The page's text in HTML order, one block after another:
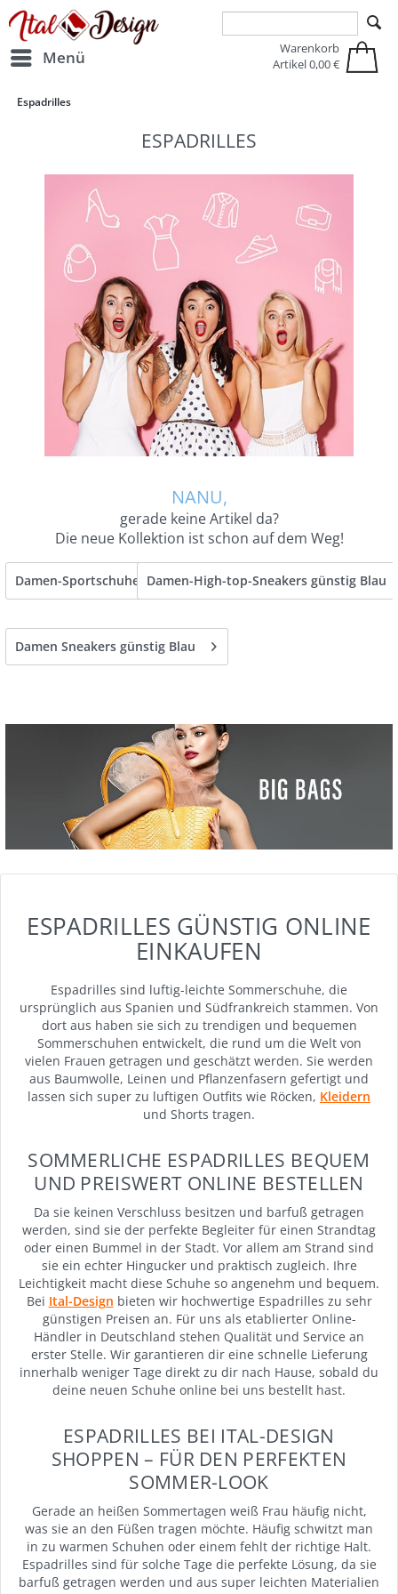
Zur Hauptnavigation springen Zum Hauptinhalt springen
Menü
Warenkorb
Artikel0,00 €
Espadrilles
ESPADRILLES
NANU,
gerade keine Artikel da?
Die neue Kollektion ist schon auf dem Weg!
Damen-Sportschuhe günstig BlauDamen-High-top-Sneakers günstig Blau
Damen Sneakers günstig Blau
ESPADRILLES GÜNSTIG ONLINE
EINKAUFEN
Espadrilles sind luftig-leichte Sommerschuhe, die
ursprünglich aus Spanien und Südfrankreich stammen. Von
dort aus haben sie sich zu trendigen und bequemen
Sommerschuhen entwickelt, die rund um die Welt von
vielen Frauen getragen und geschätzt werden. Sie werden
aus Baumwolle, Leinen und Pflanzenfasern gefertigt und
lassen sich super zu luftigen Outfits wie Röcken, Kleidern
und Shorts tragen.
SOMMERLICHE ESPADRILLES BEQUEM
UND PREISWERT ONLINE BESTELLEN
Da sie keinen Verschluss besitzen und barfuß getragen
werden, sind sie der perfekte Begleiter für einen Strandtag
oder einen Bummel in der Stadt. Vor allem am Strand sind
sie ein echter Hingucker und praktisch zugleich. Ihre
Leichtigkeit macht diese Schuhe so angenehm und bequem.
Bei Ital-Design bieten wir hochwertige Espadrilles zu sehr
günstigen Preisen an. Für uns als etablierter Online-
Händler in Deutschland stehen Qualität und Service an
erster Stelle. Wir garantieren dir eine schnelle Lieferung
innerhalb weniger Tage direkt zu dir nach Hause, sobald du
deine neuen Schuhe online bei uns bestellt hast.
ESPADRILLES BEI ITAL-DESIGN
SHOPPEN – FÜR DEN PERFEKTEN
SOMMER-LOOK
Gerade an heißen Sommertagen weiß Frau häufig nicht,
was sie an den Füßen tragen möchte. Häufig schwitzt man
in zu warmen Schuhen oder einem fehlt der richtige Halt.
Espadrilles sind für solche Tage die perfekte Lösung, da sie
barfuß getragen werden und aus super leichten Materialien